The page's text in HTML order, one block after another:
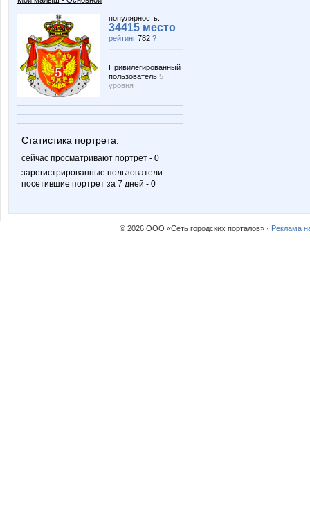
популярность:
34415 место
рейтинг 782 ?
Привилегированный
пользователь 5
уровня
Статистика портрета:
сейчас просматривают портрет - 0
зарегистрированные пользователи
посетившие портрет за 7 дней - 0
© 2026 ООО «Сеть городских порталов» · Реклама